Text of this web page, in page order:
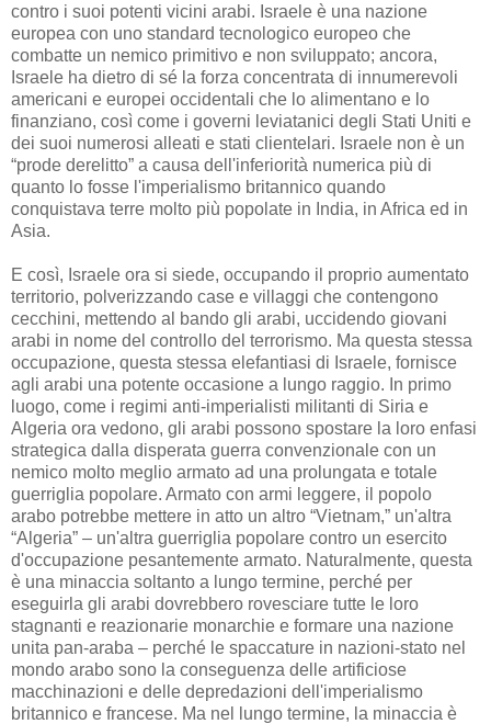
contro i suoi potenti vicini arabi. Israele è una nazione
europea con uno standard tecnologico europeo che
combatte un nemico primitivo e non sviluppato; ancora,
Israele ha dietro di sé la forza concentrata di innumerevoli
americani e europei occidentali che lo alimentano e lo
finanziano, così come i governi leviatanici degli Stati Uniti e
dei suoi numerosi alleati e stati clientelari. Israele non è un
“prode derelitto” a causa dell'inferiorità numerica più di
quanto lo fosse l'imperialismo britannico quando
conquistava terre molto più popolate in India, in Africa ed in
Asia.
E così, Israele ora si siede, occupando il proprio aumentato
territorio, polverizzando case e villaggi che contengono
cecchini, mettendo al bando gli arabi, uccidendo giovani
arabi in nome del controllo del terrorismo. Ma questa stessa
occupazione, questa stessa elefantiasi di Israele, fornisce
agli arabi una potente occasione a lungo raggio. In primo
luogo, come i regimi anti-imperialisti militanti di Siria e
Algeria ora vedono, gli arabi possono spostare la loro enfasi
strategica dalla disperata guerra convenzionale con un
nemico molto meglio armato ad una prolungata e totale
guerriglia popolare. Armato con armi leggere, il popolo
arabo potrebbe mettere in atto un altro “Vietnam,” un'altra
“Algeria” – un'altra guerriglia popolare contro un esercito
d'occupazione pesantemente armato. Naturalmente, questa
è una minaccia soltanto a lungo termine, perché per
eseguirla gli arabi dovrebbero rovesciare tutte le loro
stagnanti e reazionarie monarchie e formare una nazione
unita pan-araba – perché le spaccature in nazioni-stato nel
mondo arabo sono la conseguenza delle artificiose
macchinazioni e delle depredazioni dell'imperialismo
britannico e francese. Ma nel lungo termine, la minaccia è